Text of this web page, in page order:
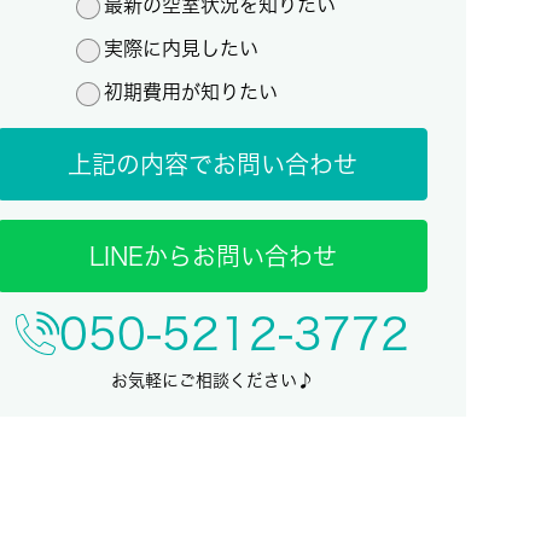
最新の空室状況を知りたい
実際に内見したい
初期費用が知りたい
上記の内容でお問い合わせ
LINEからお問い合わせ
050-5212-3772
お気軽にご相談ください♪